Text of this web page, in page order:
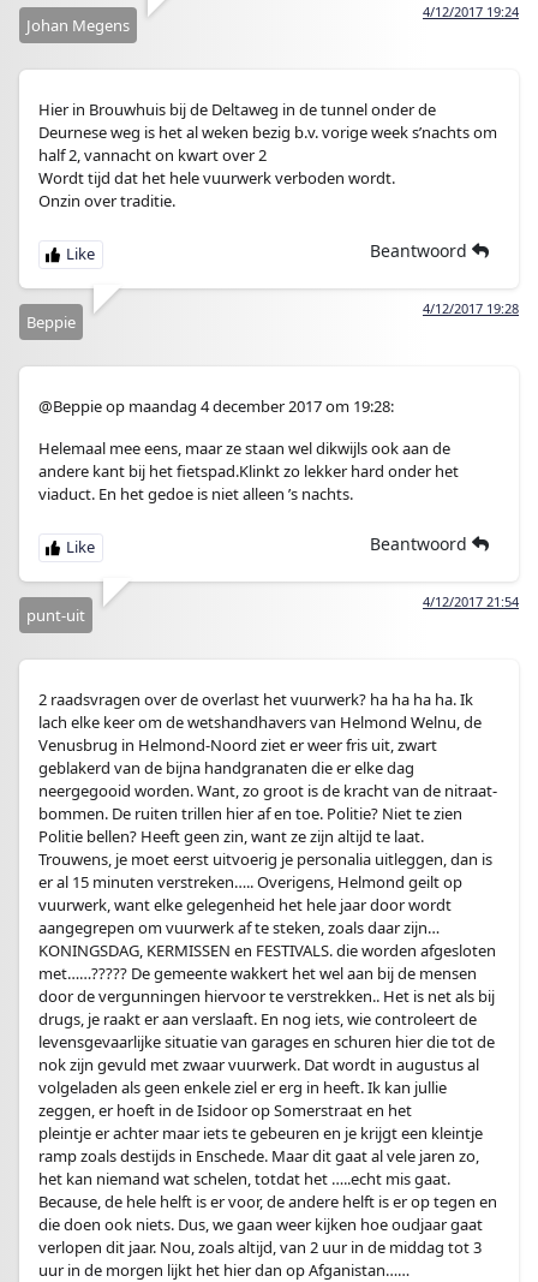
4/12/2017 19:24
Johan Megens
Hier in Brouwhuis bij de Deltaweg in de tunnel onder de
Deurnese weg is het al weken bezig b.v. vorige week s’nachts om
half 2, vannacht on kwart over 2
Wordt tijd dat het hele vuurwerk verboden wordt.
Onzin over traditie.
Beantwoord
4/12/2017 19:28
Beppie
@Beppie op maandag 4 december 2017 om 19:28:
Helemaal mee eens, maar ze staan wel dikwijls ook aan de
andere kant bij het fietspad.Klinkt zo lekker hard onder het
viaduct. En het gedoe is niet alleen ’s nachts.
Beantwoord
4/12/2017 21:54
punt-uit
2 raadsvragen over de overlast het vuurwerk? ha ha ha ha. Ik
lach elke keer om de wetshandhavers van Helmond Welnu, de
Venusbrug in Helmond-Noord ziet er weer fris uit, zwart
geblakerd van de bijna handgranaten die er elke dag
neergegooid worden. Want, zo groot is de kracht van de nitraat-
bommen. De ruiten trillen hier af en toe. Politie? Niet te zien
Politie bellen? Heeft geen zin, want ze zijn altijd te laat.
Trouwens, je moet eerst uitvoerig je personalia uitleggen, dan is
er al 15 minuten verstreken….. Overigens, Helmond geilt op
vuurwerk, want elke gelegenheid het hele jaar door wordt
aangegrepen om vuurwerk af te steken, zoals daar zijn…
KONINGSDAG, KERMISSEN en FESTIVALS. die worden afgesloten
met……????? De gemeente wakkert het wel aan bij de mensen
door de vergunningen hiervoor te verstrekken.. Het is net als bij
drugs, je raakt er aan verslaaft. En nog iets, wie controleert de
levensgevaarlijke situatie van garages en schuren hier die tot de
nok zijn gevuld met zwaar vuurwerk. Dat wordt in augustus al
volgeladen als geen enkele ziel er erg in heeft. Ik kan jullie
zeggen, er hoeft in de Isidoor op Somerstraat en het
pleintje er achter maar iets te gebeuren en je krijgt een kleintje
ramp zoals destijds in Enschede. Maar dit gaat al vele jaren zo,
het kan niemand wat schelen, totdat het …..echt mis gaat.
Because, de hele helft is er voor, de andere helft is er op tegen en
die doen ook niets. Dus, we gaan weer kijken hoe oudjaar gaat
verlopen dit jaar. Nou, zoals altijd, van 2 uur in de middag tot 3
uur in de morgen lijkt het hier dan op Afganistan……